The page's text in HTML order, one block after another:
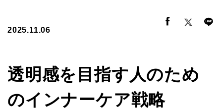
2025.11.06
透明感を目指す人のため
のインナーケア戦略